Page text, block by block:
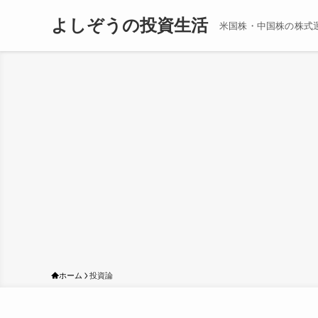
よしぞうの投資生活 米国株・中国株の株式
ホーム 投資論